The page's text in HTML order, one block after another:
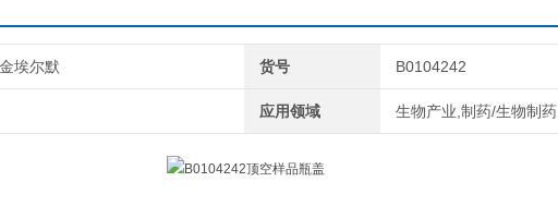
埃尔默 货号 B0104242
应用领域 生物产业,制药/生物制药